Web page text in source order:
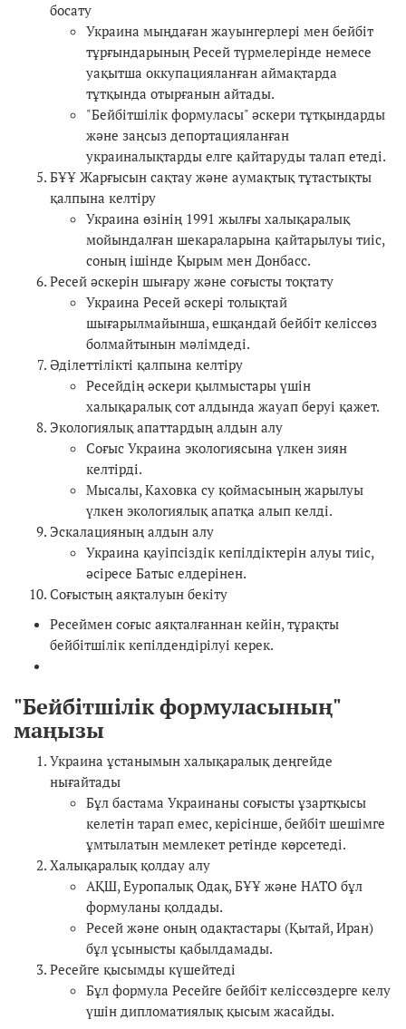
босату
Украина мыңдаған жауынгерлері мен бейбіт
тұрғындарының Ресей түрмелерінде немесе
уақытша оккупацияланған аймақтарда
тұтқында отырғанын айтады.
"Бейбітшілік формуласы" әскери тұтқындарды
және заңсыз депортацияланған
украиналықтарды елге қайтаруды талап етеді.
БҰҰ Жарғысын сақтау және аумақтық тұтастықты
қалпына келтіру
Украина өзінің 1991 жылғы халықаралық
мойындалған шекараларына қайтарылуы тиіс,
соның ішінде Қырым мен Донбасс.
Ресей әскерін шығару және соғысты тоқтату
Украина Ресей әскері толықтай
шығарылмайынша, ешқандай бейбіт келіссөз
болмайтынын мәлімдеді.
Әділеттілікті қалпына келтіру
Ресейдің әскери қылмыстары үшін
халықаралық сот алдында жауап беруі қажет.
Экологиялық апаттардың алдын алу
Соғыс Украина экологиясына үлкен зиян
келтірді.
Мысалы, Каховка су қоймасының жарылуы
үлкен экологиялық апатқа алып келді.
Эскалацияның алдын алу
Украина қауіпсіздік кепілдіктерін алуы тиіс,
әсіресе Батыс елдерінен.
Соғыстың аяқталуын бекіту
Ресеймен соғыс аяқталғаннан кейін, тұрақты
бейбітшілік кепілдендірілуі керек.
"Бейбітшілік формуласының"
маңызы
Украина ұстанымын халықаралық деңгейде
нығайтады
Бұл бастама Украинаны соғысты ұзартқысы
келетін тарап емес, керісінше, бейбіт шешімге
ұмтылатын мемлекет ретінде көрсетеді.
Халықаралық қолдау алу
АҚШ, Еуропалық Одақ, БҰҰ және НАТО бұл
формуланы қолдады.
Ресей және оның одақтастары (Қытай, Иран)
бұл ұсынысты қабылдамады.
Ресейге қысымды күшейтеді
Бұл формула Ресейге бейбіт келіссөздерге келу
үшін дипломатиялық қысым жасайды.